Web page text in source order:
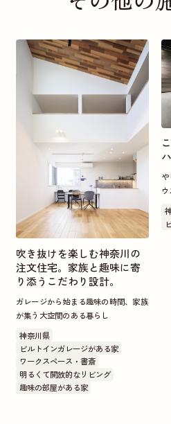
吹き抜けを楽しむ神奈川の
注文住宅。家族と趣味に寄
り添うこだわり設計。
ガレージから始まる趣味の時間、家族
が集う大空間のある暮らし
神奈川県
ビルトインガレージがある家
ワークスペース・書斎
明るくて開放的なリビング
趣味の部屋がある家
ウ